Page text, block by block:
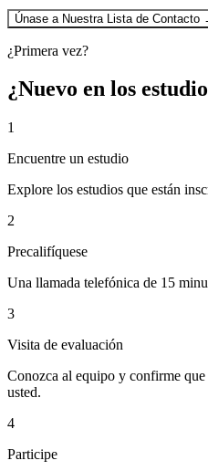
Únase a Nuestra Lista de Contacto
¿Primera vez?
¿Nuevo en los
1
Encuentre un estudio
Explore los estudios que están
2
Precalifíquese
Una llamada telefónica de 15
3
Visita de evaluación
Conozca al equipo y confirme que
usted.
4
Participe